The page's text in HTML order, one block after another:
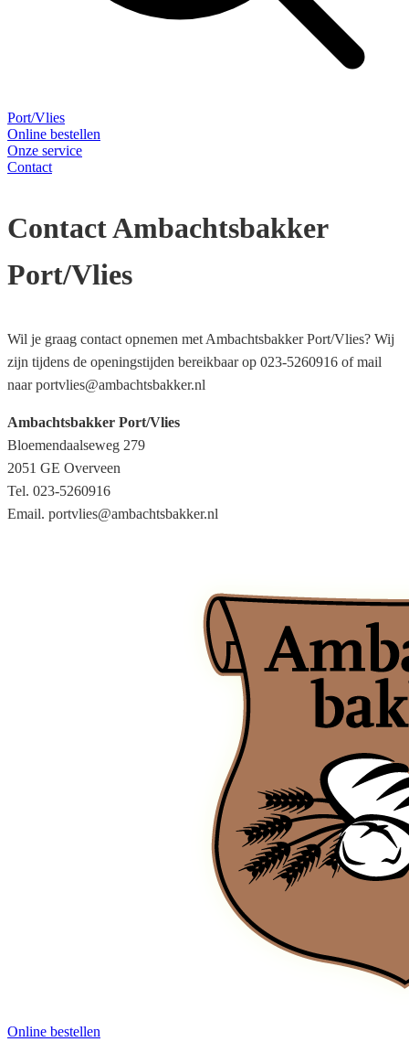
Port/Vlies
Online bestellen
Onze service
Contact
Contact Ambachtsbakker
Port/Vlies
Wil je graag contact opnemen met Ambachtsbakker Port/Vlies? Wij
zijn tijdens de openingstijden bereikbaar op 023-5260916 of mail
naar portvlies@ambachtsbakker.nl
Ambachtsbakker Port/Vlies
Bloemendaalseweg 279
2051 GE Overveen
Tel. 023-5260916
Email. portvlies@ambachtsbakker.nl
Online bestellen